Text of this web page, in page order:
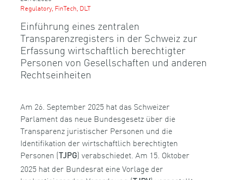
Regulatory, FinTech, DLT
Einführung eines zentralen
Transparenzregisters in der Schweiz zur
Erfassung wirtschaftlich berechtigter
Personen von Gesellschaften und anderen
Rechtseinheiten
Am 26. September 2025 hat das Schweizer
Parlament das neue Bundesgesetz über die
Transparenz juristischer Personen und die
Identifikation der wirtschaftlich berechtigten
Personen ( TJPG) verabschiedet. Am 15. Oktober
2025 hat der Bundesrat eine Vorlage der